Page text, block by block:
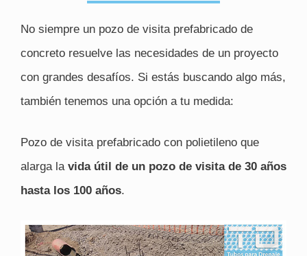
No siempre un pozo de visita prefabricado de
concreto resuelve las necesidades de un proyecto
con grandes desafíos. Si estás buscando algo más,
también tenemos una opción a tu medida:
Pozo de visita prefabricado con polietileno que
alarga lavida útil de un pozo de visita de 30 años
hasta los 100 años.